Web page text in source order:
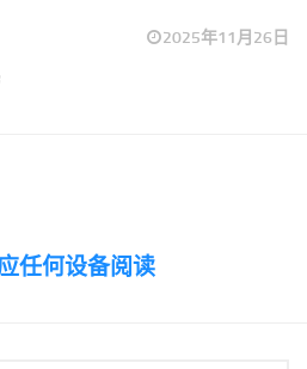
2025年11月26日
任何设备阅读